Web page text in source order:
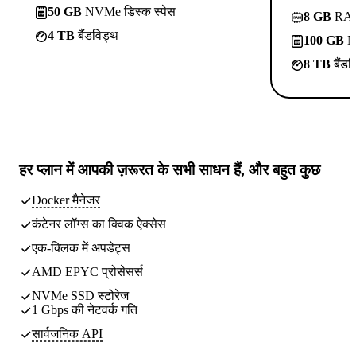
50 GB NVMe डिस्क स्पेस
4 TBबैंडविड्थ
8 GB
100 GB
8 TB
हर प्लान मेंआपकी ज़रूरत के सभी साधनहैं, और बहुत कुछ
Docker मैनेजर
कंटेनर लॉग्स का क्विक ऐक्सेस
एक-क्लिक में अपडेट्स
AMD EPYC प्रोसेसर्स
NVMe SSD स्टोरेज
1 Gbps की नेटवर्क गति
सार्वजनिक API